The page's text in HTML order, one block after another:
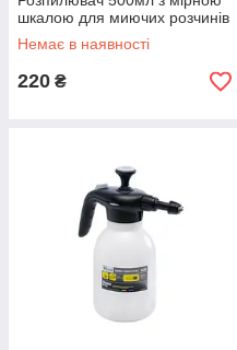
шкалою для миючих розчинів
Немає в наявності
220 ₴